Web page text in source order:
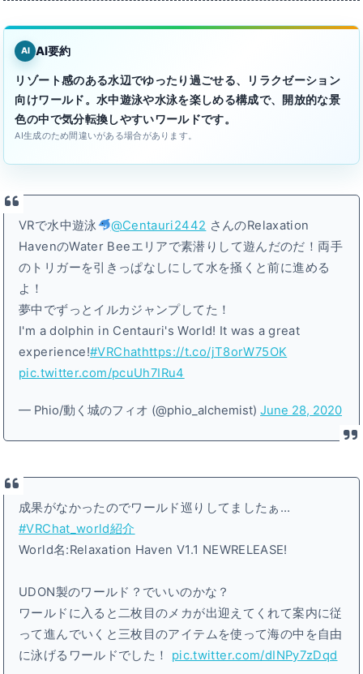
AI AI要約
リゾート感のある水辺でゆったり過ごせる、リラクゼーション
向けワールド。水中遊泳や水泳を楽しめる構成で、開放的な景
色の中で気分転換しやすいワールドです。
AI生成のため間違いがある場合があります。
VRで水中遊泳 @Centauri2442 さんのRelaxation
HavenのWater Beeエリアで素潜りして遊んだのだ！両手
のトリガーを引きっぱなしにして水を掻くと前に進める
よ！
夢中でずっとイルカジャンプしてた！
I'm a dolphin in Centauri's World! It was a great
experience!#VRChathttps://t.co/jT8orW75OK
pic.twitter.com/pcuUh7IRu4
— Phio/動く城のフィオ (@phio_alchemist)June 28, 2020
成果がなかったのでワールド巡りしてましたぁ…
#VRChat_world紹介
World名:Relaxation Haven V1.1 NEWRELEASE!
UDON製のワールド？でいいのかな？
ワールドに入ると二枚目のメカが出迎えてくれて案内に従
って進んでいくと三枚目のアイテムを使って海の中を自由
に泳げるワールドでした！ pic.twitter.com/dINPy7zDqd